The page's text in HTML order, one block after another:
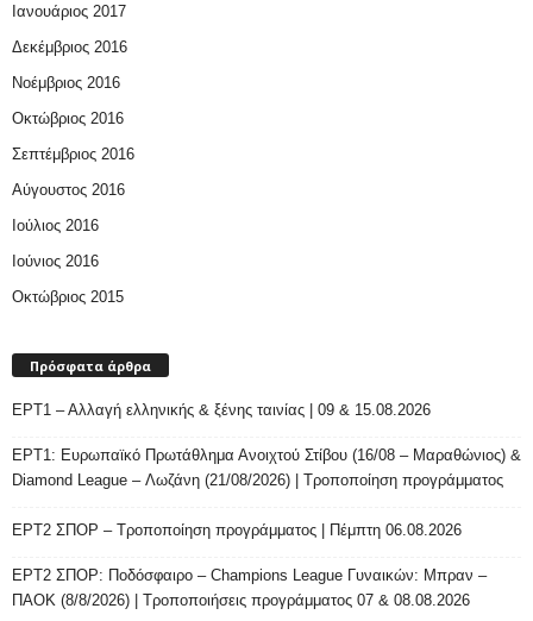
Ιανουάριος 2017
Δεκέμβριος 2016
Νοέμβριος 2016
Οκτώβριος 2016
Σεπτέμβριος 2016
Αύγουστος 2016
Ιούλιος 2016
Ιούνιος 2016
Οκτώβριος 2015
Πρόσφατα άρθρα
ΕΡΤ1 – Αλλαγή ελληνικής & ξένης ταινίας | 09 & 15.08.2026
ΕΡΤ1: Ευρωπαϊκό Πρωτάθλημα Ανοιχτού Στίβου (16/08 – Μαραθώνιος) &
Diamond League – Λωζάνη (21/08/2026) | Τροποποίηση προγράμματος
ΕΡΤ2 ΣΠΟΡ – Τροποποίηση προγράμματος | Πέμπτη 06.08.2026
ΕΡΤ2 ΣΠΟΡ: Ποδόσφαιρο – Champions League Γυναικών: Μπραν –
ΠΑΟΚ (8/8/2026) | Τροποποιήσεις προγράμματος 07 & 08.08.2026